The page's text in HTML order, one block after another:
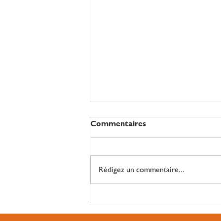
Journée autour de la
Sécurité Sociale de
Commentaires
Rédigez un commentaire...